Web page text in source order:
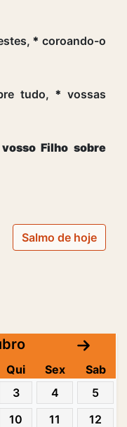
* coroando-o
tudo, * vossas
Filho sobre
Salmo de hoje
Qui Sex
Sab
3 4
5
10 11
12